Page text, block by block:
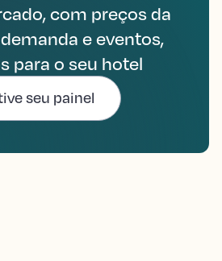
com preços da
e eventos,
para o seu hotel
seu painel